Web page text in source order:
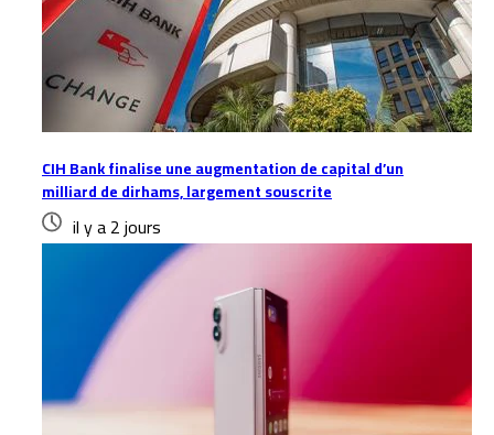
CIH Bank finalise une augmentation de capital d’un
milliard de dirhams, largement souscrite
il y a 2 jours